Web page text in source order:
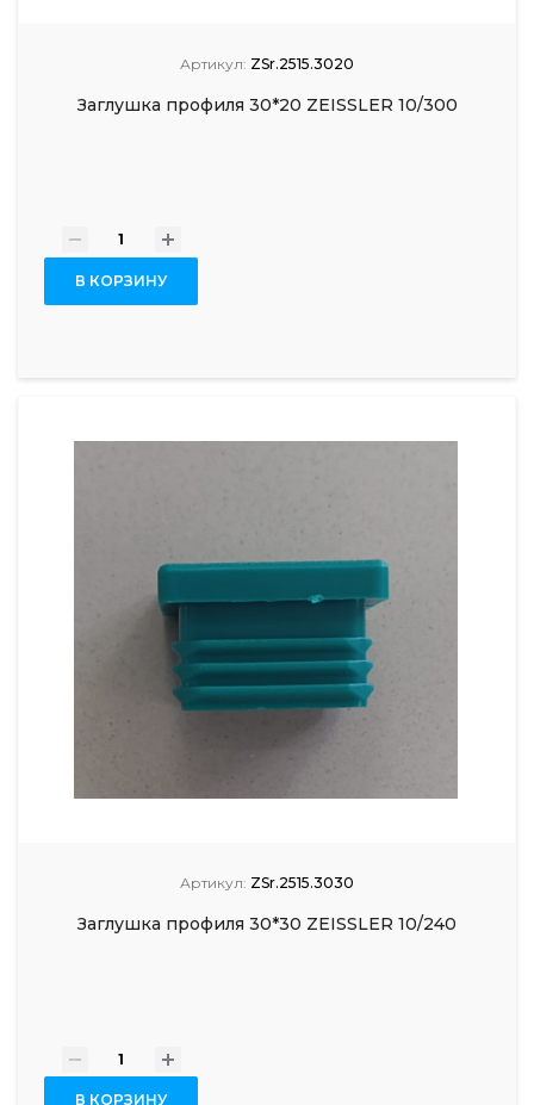
Артикул: ZSr.2515.3020
Заглушка профиля 30*20 ZEISSLER 10/300
- +
В КОРЗИНУ
Артикул: ZSr.2515.3030
Заглушка профиля 30*30 ZEISSLER 10/240
- +
В КОРЗИНУ